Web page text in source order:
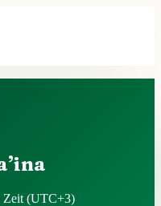
Zeit (UTC+3)